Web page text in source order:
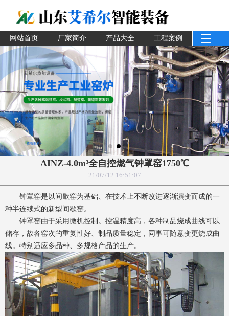
网站首页 厂家简介 产品大全 工程案例
AINZ-4.0m³全自控燃气钟罩窑1750℃
21/07/12 16:51:07
钟罩窑是以间歇窑为基础、在技术上不断改进逐渐演变而成的一
种半连续式的新型间歇窑。
钟罩窑由于采用微机控制。控温精度高，各种制品烧成曲线可以
储存，故各窑次的重复性好、制品质量稳定，同事可随意变更烧成曲
线。特别适应多品种、多规格产品的生产。